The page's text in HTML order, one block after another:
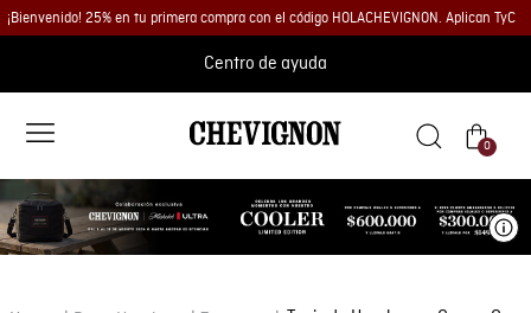
¡Bienvenido! 25% en tu primera compra con el código HOLACHEVIGNON. Aplican TyC
Centro de ayuda
0